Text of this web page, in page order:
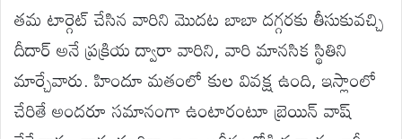
తమ టార్గెట్ చేసిన వారిని మొదట బాబా దగ్గరకు తీసుకువచ్చి
దీదార్ అనే ప్రక్రియ ద్వారా వారిని, వారి మానసిక స్థితిని
మార్చేవారు. హిందూ మతంలో కుల వివక్ష ఉంది, ఇస్లాంలో
చేరితే అందరూ సమానంగా ఉంటారంటూ బ్రెయిన్ వాష్